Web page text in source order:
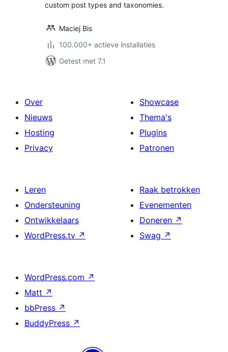
custom post types and taxonomies.
Maciej Bis
100.000+ actieve installaties
Getest met 7.1
Over
Nieuws
Hosting
Privacy
Showcase
Thema's
Plugins
Patronen
Leren
Ondersteuning
Ontwikkelaars
WordPress.tv ↗
Raak betrokken
Evenementen
Doneren ↗
Swag ↗
WordPress.com ↗
Matt ↗
bbPress ↗
BuddyPress ↗